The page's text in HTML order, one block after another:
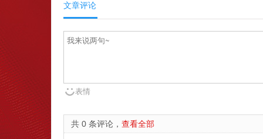
文章评论
表情
共 0 条评论， 查看全部